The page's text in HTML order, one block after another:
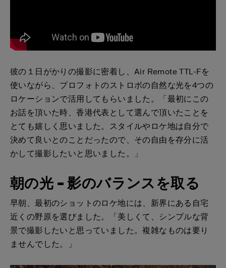
彼の１日がかりの撮影に密着し、Air Remote TTL-Fを
使いながら、プロフォトのストロボの自然な光を4つの
ロケーションで活用してもらいました。「最初にこの
お話を頂いた時、香港代表として選んで頂いたことを
とても嬉しく思いました。スタイルやロケ地は自分で
決めて良いとのことだったので、その自由を存分に活
かして撮影したいと思いました。」
朝の光 – 影のバランスを取る
早朝、最初のショットのロケ地には、新界にある自宅
近くの野原を選びました。「美しくて、シンプルな背
景で撮影したいと思っていました。複雑なものは要り
ませんでした。」